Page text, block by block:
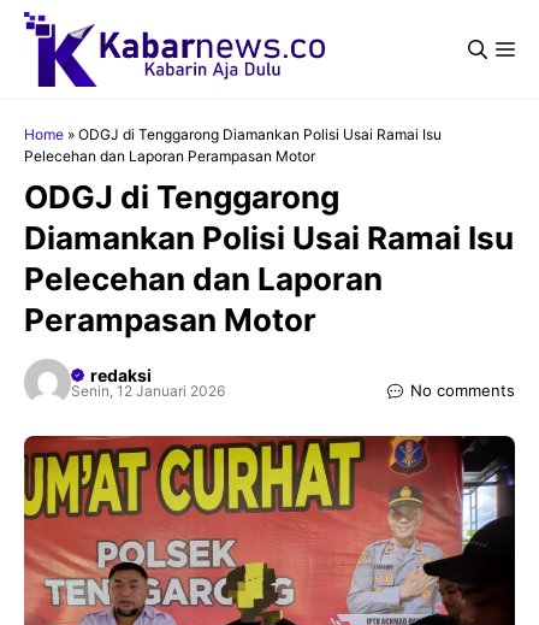
Langsung
Home » ODGJ di Tenggarong Diamankan Polisi Usai Ramai Isu
Pelecehan dan Laporan Perampasan Motor
ODGJ di Tenggarong
Diamankan Polisi Usai Ramai Isu
Pelecehan dan Laporan
Perampasan Motor
redaksi
Senin, 12 Januari 2026 No comments